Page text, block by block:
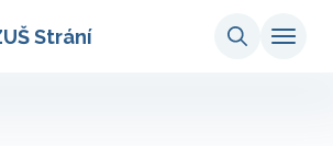
Strání